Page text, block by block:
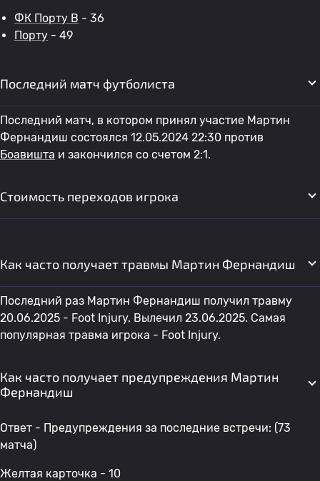
ФК Порту B - 36
Порту - 49
Последний матч футболиста
Последний матч, в котором принял участие Мартин
Фернандиш состоялся 12.05.2024 22:30 против
Боавишта и закончился со счетом 2:1.
Стоимость переходов игрока
Как часто получает травмы Мартин Фернандиш
Последний раз Мартин Фернандиш получил травму
20.06.2025 - Foot Injury. Вылечил 23.06.2025. Самая
популярная травма игрока - Foot Injury.
Как часто получает предупреждения Мартин
Фернандиш
Ответ - Предупреждения за последние встречи: (73
матча)
Желтая карточка - 10